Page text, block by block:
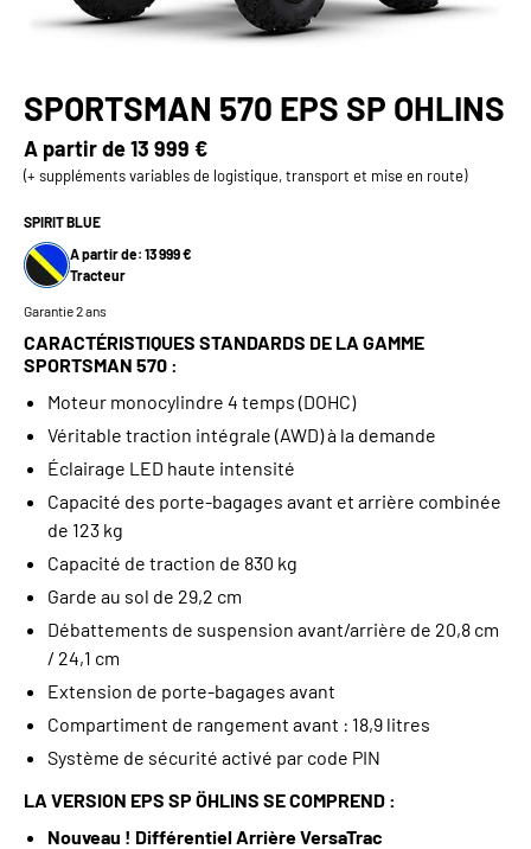
SPORTSMAN 570 EPS SP OHLINS
A partir de13 999 €
(+ suppléments variables de logistique, transport et mise en route)
SPIRIT BLUE
A partir de: 13 999 €
Tracteur
Garantie 2 ans
CARACTÉRISTIQUES STANDARDS DE LA GAMME
SPORTSMAN 570 :
Moteur monocylindre 4 temps (DOHC)
Véritable traction intégrale (AWD) à la demande
Éclairage LED haute intensité
Capacité des porte-bagages avant et arrière combinée
de 123 kg
Capacité de traction de 830 kg
Garde au sol de 29,2 cm
Débattements de suspension avant/arrière de 20,8 cm
/ 24,1 cm
Extension de porte-bagages avant
Compartiment de rangement avant : 18,9 litres
Système de sécurité activé par code PIN
LA VERSION EPS SP ÖHLINS SE COMPREND :
Nouveau ! Différentiel Arrière VersaTrac